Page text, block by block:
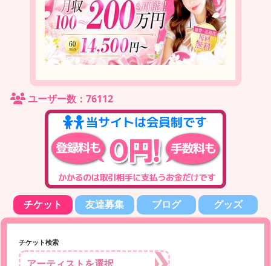
ユーザー数：76112
チケット 友達募集 ブログ グッズ
チケット検索